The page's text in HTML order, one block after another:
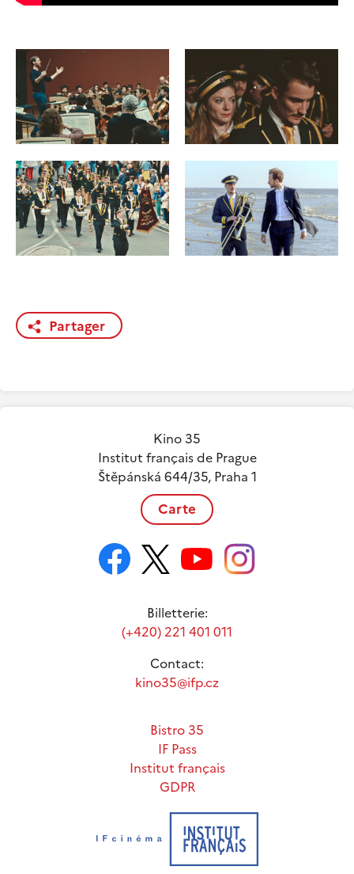
Partager
Kino 35
Institut français de Prague
Štěpánská 644/35, Praha 1
Carte
Billetterie:
(+420) 221 401 011
Contact:
kino35@ifp.cz
Bistro 35
IF Pass
Institut français
GDPR